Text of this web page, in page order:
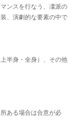
ンスを行なう、凜派の
、演劇的な要素の中で
半身・全身）、その他
ある場合は合意が必